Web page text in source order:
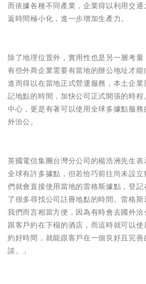
而依據各種不同產業，企業得以利用交
返時間極小化，進一步增加生產力。
除了地理位置外，實用性也是另一層考
有些外商企業需要有當地的辦公地址才能
進而得以在當地正式營運服務，本土企
記地點的時間，加快公司正式開張的時
中心，更是有著可以使用全球多據點服
外洽公。
英國電信集團台灣分公司的楊浩洲先生
全球有許多據點，但若恰巧前往尚未設
們就會直接使用當地的雷格斯據點，登
了很多尋找公司註冊地點的時間。雷格
我們而言相當方便，因為有時會去國外
跟客戶約在下榻的酒店，而這時就可以
約好時間，就能跟客戶在一個良好且完
談。」